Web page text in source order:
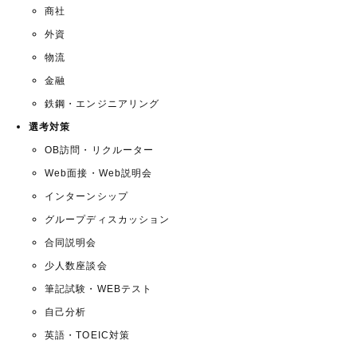
商社
外資
物流
金融
鉄鋼・エンジニアリング
選考対策
OB訪問・リクルーター
Web面接・Web説明会
インターンシップ
グループディスカッション
合同説明会
少人数座談会
筆記試験・WEBテスト
自己分析
英語・TOEIC対策